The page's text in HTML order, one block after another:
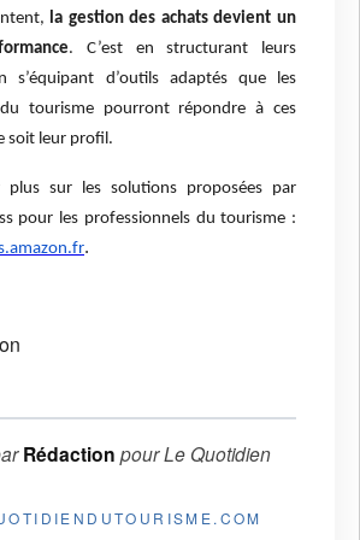
la gestion des achats devient un
. C’est en structurant leurs
s’équipant d’outils adaptés que les
du tourisme pourront répondre à ces
soit leur profil.
plus sur les solutions proposées par
pour les professionnels du tourisme :
.
Rédaction pourLe Quotidien